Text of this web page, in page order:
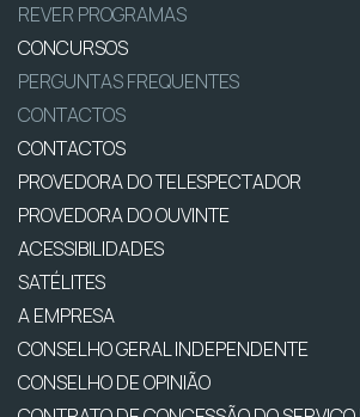
REVER PROGRAMAS
CONCURSOS
PERGUNTAS FREQUENTES
CONTACTOS
CONTACTOS
PROVEDORA DO TELESPECTADOR
PROVEDORA DO OUVINTE
ACESSIBILIDADES
SATÉLITES
A EMPRESA
CONSELHO GERAL INDEPENDENTE
CONSELHO DE OPINIÃO